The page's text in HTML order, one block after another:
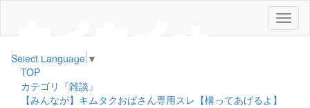
メ
ニ
Select Language ▼
TOP
カテゴリ『雑談』
【みんなが】キムタクおばさん専用スレ【構ってあげるよ】